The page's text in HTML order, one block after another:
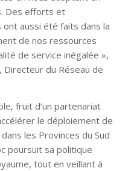
Des efforts et
aussi été faits dans la
de nos ressources
de service inégalée »,
Directeur du Réseau de
fruit d’un partenariat
le déploiement de
les Provinces du Sud
poursuit sa politique
tout en veillant à